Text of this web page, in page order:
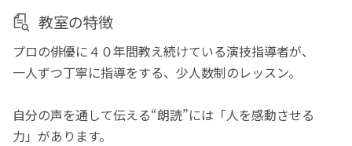
教室の特徴
プロの俳優に４０年間教え続けている演技指導者が、
一人ずつ丁寧に指導をする、少人数制のレッスン。
自分の声を通して伝える“朗読”には「人を感動させる
力」があります。